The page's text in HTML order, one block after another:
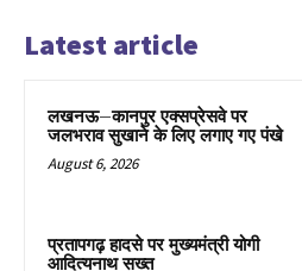
Latest article
लखनऊ–कानपुर एक्सप्रेसवे पर
जलभराव सुखाने के लिए लगाए गए पंखे
August 6, 2026
प्रतापगढ़ हादसे पर मुख्यमंत्री योगी
आदित्यनाथ सख्त